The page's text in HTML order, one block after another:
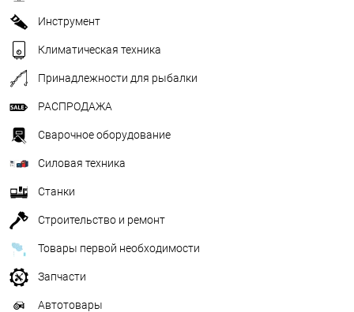
Инструмент
Климатическая техника
Принадлежности для рыбалки
РАСПРОДАЖА
Сварочное оборудование
Силовая техника
Станки
Строительство и ремонт
Товары первой необходимости
Запчасти
Автотовары